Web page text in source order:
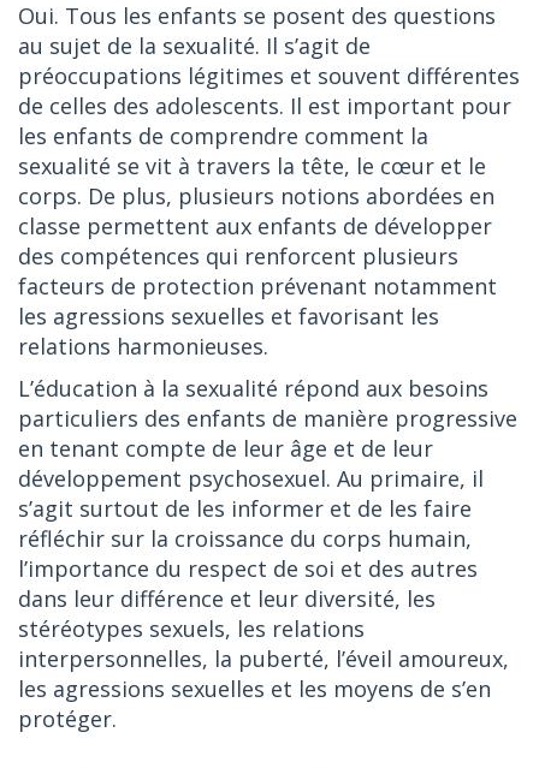
Oui. Tous les enfants se posent des questions
au sujet de la sexualité. Il s’agit de
préoccupations légitimes et souvent différentes
de celles des adolescents. Il est important pour
les enfants de comprendre comment la
sexualité se vit à travers la tête, le cœur et le
corps. De plus, plusieurs notions abordées en
classe permettent aux enfants de développer
des compétences qui renforcent plusieurs
facteurs de protection prévenant notamment
les agressions sexuelles et favorisant les
relations harmonieuses.
L’éducation à la sexualité répond aux besoins
particuliers des enfants de manière progressive
en tenant compte de leur âge et de leur
développement psychosexuel. Au primaire, il
s’agit surtout de les informer et de les faire
réfléchir sur la croissance du corps humain,
l’importance du respect de soi et des autres
dans leur différence et leur diversité, les
stéréotypes sexuels, les relations
interpersonnelles, la puberté, l’éveil amoureux,
les agressions sexuelles et les moyens de s’en
protéger.